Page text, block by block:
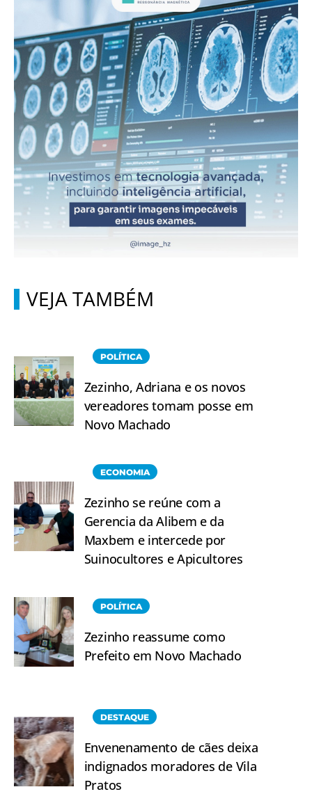
VEJA TAMBÉM
POLÍTICA
Zezinho, Adriana e os novos
vereadores tomam posse em
Novo Machado
ECONOMIA
Zezinho se reúne com a
Gerencia da Alibem e da
Maxbem e intercede por
Suinocultores e Apicultores
POLÍTICA
Zezinho reassume como
Prefeito em Novo Machado
DESTAQUE
Envenenamento de cães deixa
indignados moradores de Vila
Pratos